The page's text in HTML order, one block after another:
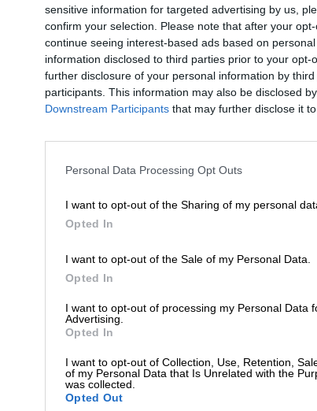
sensitive information for targeted advertising by us,
confirm your selection. Please note that after your
continue seeing interest-based ads based on
information disclosed to third parties prior to your
further disclosure of your personal information by
participants. This information may also be disclosed
Downstream Participants that may further disclose it
Personal Data Processing Opt Outs
I want to opt-out of the Sharing of my personal
Opted In
I want to opt-out of the Sale of my Personal Data.
Opted In
I want to opt-out of processing my Personal Data
Advertising.
Opted In
I want to opt-out of Collection, Use, Retention,
of my Personal Data that Is Unrelated with the
was collected.
Opted Out
* Prijzen zijn inclusief wettelijke
* Prijzen zijn inclusief accijns
Omschrijving Info
Harde spieren van spinazie
opbouwen van spierkracht!
Deze vertegenwoordiger
Sabro en Citra. Hopeye is
omschreven als wazig,
daar perfect bij. Na een
verfrissend om de
biefstuk tijdens het
De kleur van Hopeye
en wit. Heerlijk fruitige
worden gecombineerd met
aangename koolzuur. Zoals
een lichte noot van dille
middelbitter. Ondanks het